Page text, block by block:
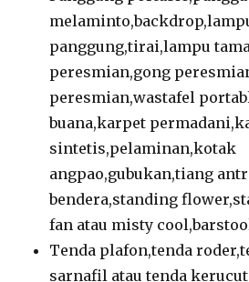
panggung,tirai,lampu
peresmian,gong
peresmian,wastafel
buana,karpet
sintetis,pelaminan,kotak
angpao,gubukan,tiang
bendera,standing
fan atau misty
Tenda plafon,tenda
sarnafil atau tenda